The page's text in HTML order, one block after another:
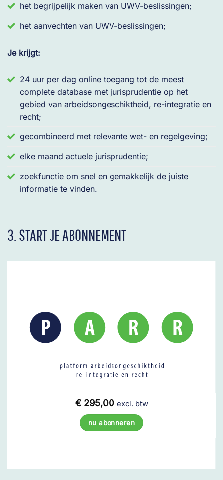
het begrijpelijk maken van UWV-beslissingen;
het aanvechten van UWV-beslissingen;
Je krijgt:
24 uur per dag online toegang tot de meest
complete database met jurisprudentie op het
gebied van arbeidsongeschiktheid, re-integratie en
recht;
gecombineerd met relevante wet- en regelgeving;
elke maand actuele jurisprudentie;
zoekfunctie om snel en gemakkelijk de juiste
informatie te vinden.
3. START JE ABONNEMENT
€295,00 excl. btw
nu abonneren